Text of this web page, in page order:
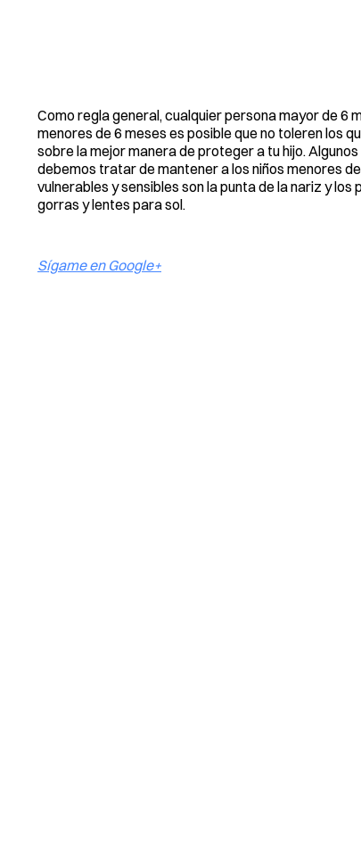
Como regla general, cualquier persona mayor de 6
menores de 6 meses es posible que no toleren los
sobre la mejor manera de proteger a tu hijo.
debemos tratar de mantener a los niños menores
vulnerables y sensibles son la punta de la nariz y
gorras y lentes para sol.
Sígame en Google+